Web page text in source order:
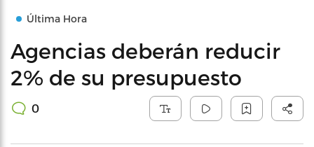
Última Hora
Agencias deberán reducir
2% de su presupuesto
0